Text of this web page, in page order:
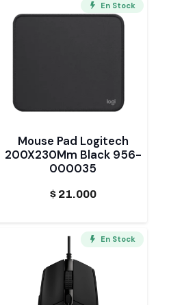
En Stock
Mouse Pad Logitech
200X230Mm Black 956-
000035
$21.000
En Stock